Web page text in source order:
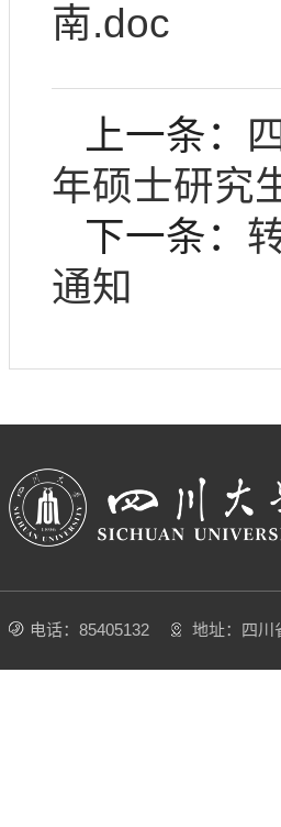
南.doc
上一条：
年硕士研究
下一条：
通知
电话：85405132 地址：四川